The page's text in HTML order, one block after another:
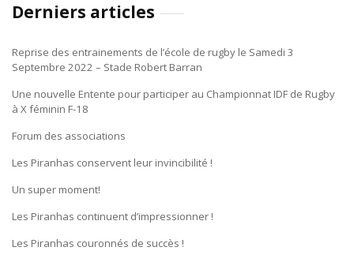
Derniers articles
Reprise des entrainements de l’école de rugby le Samedi 3
Septembre 2022 – Stade Robert Barran
Une nouvelle Entente pour participer au Championnat IDF de Rugby
à X féminin F-18
Forum des associations
Les Piranhas conservent leur invincibilité !
Un super moment!
Les Piranhas continuent d’impressionner !
Les Piranhas couronnés de succès !